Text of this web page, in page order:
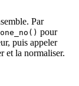
Par
pour
puis appeler
et la normaliser.